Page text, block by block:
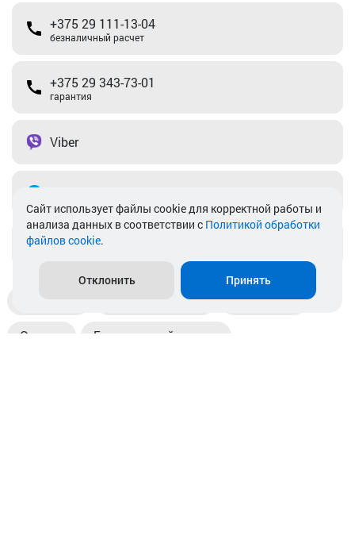
+375 29 111-13-04
безналичный расчет
+375 29 343-73-01
гарантия
Viber
info@akkamulik.by
Пункты выдачи Магазины
Оплата Безналичный расчет
Cайт использует файлы cookie для корректной работы и
анализа данных в соответствии с Политикой обработки
файлов cookie.
Отклонить Принять